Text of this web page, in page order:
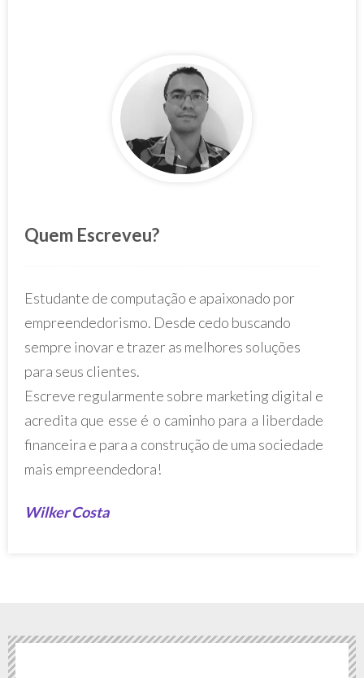
Quem Escreveu?
Estudante de computação e apaixonado por
empreendedorismo. Desde cedo buscando
sempre inovar e trazer as melhores soluções
para seus clientes.
Escreve regularmente sobre marketing digital e
acredita que esse é o caminho para a liberdade
financeira e para a construção de uma sociedade
mais empreendedora!
Wilker Costa